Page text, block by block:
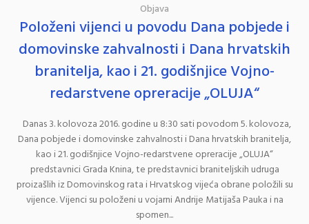
Objava
Položeni vijenci u povodu Dana pobjede i
domovinske zahvalnosti i Dana hrvatskih
branitelja, kao i 21. godišnjice Vojno-
redarstvene opreracije „OLUJA“
Danas 3. kolovoza 2016. godine u 8:30 sati povodom 5. kolovoza,
Dana pobjede i domovinske zahvalnosti i Dana hrvatskih branitelja,
kao i 21. godišnjice Vojno-redarstvene opreracije „OLUJA“
predstavnici Grada Knina, te predstavnici braniteljskih udruga
proizašlih iz Domovinskog rata i Hrvatskog vijeća obrane položili su
vijence. Vijenci su položeni u vojarni Andrije Matijaša Pauka i na
spomen...